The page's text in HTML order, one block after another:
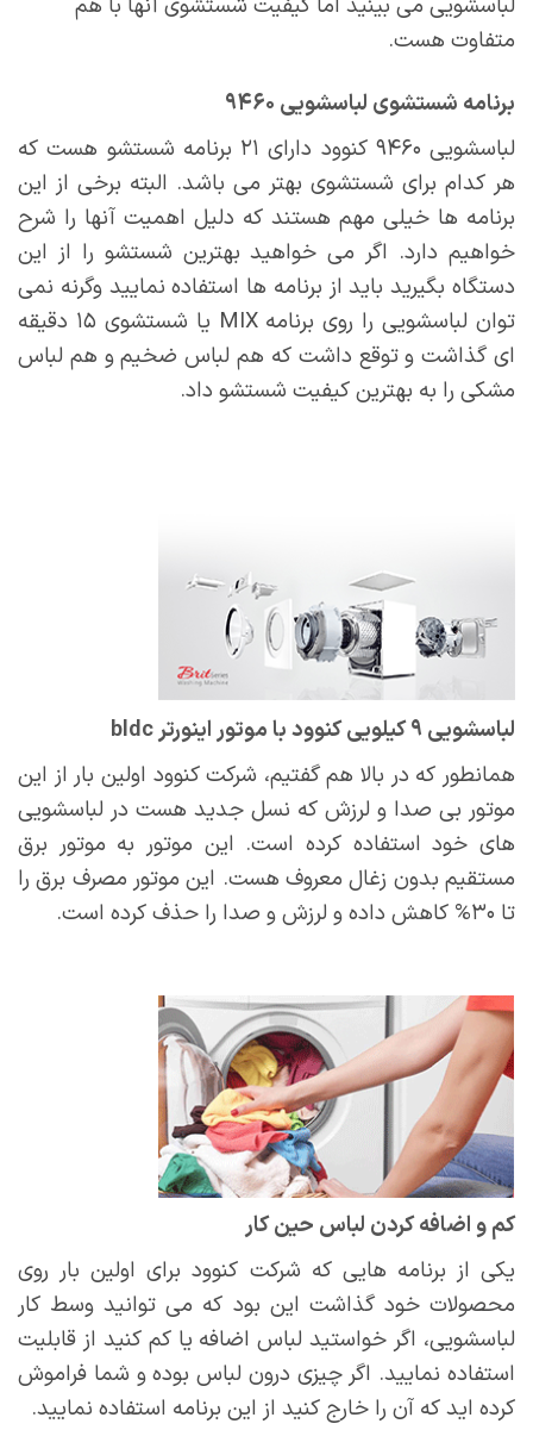
لباسشویی می بینید اما کیفیت شستشوی آنها با هم
متفاوت هست.
برنامه شستشوی لباسشویی ۹۴۶۰
لباسشویی ۹۴۶۰ کنوود دارای ۲۱ برنامه شستشو هست که
هر کدام برای شستشوی بهتر می باشد. البته برخی از این
برنامه ها خیلی مهم هستند که دلیل اهمیت آنها را شرح
خواهیم دارد. اگر می خواهید بهترین شستشو را از این
دستگاه بگیرید باید از برنامه ها استفاده نمایید وگرنه نمی
توان لباسشویی را روی برنامه MIX یا شستشوی ۱۵ دقیقه
ای گذاشت و توقع داشت که هم لباس ضخیم و هم لباس
مشکی را به بهترین کیفیت شستشو داد.
لباسشویی ۹ کیلویی کنوود با موتور اینورتر bldc
همانطور که در بالا هم گفتیم، شرکت کنوود اولین بار از این
موتور بی صدا و لرزش که نسل جدید هست در لباسشویی
های خود استفاده کرده است. این موتور به موتور برق
مستقیم بدون زغال معروف هست. این موتور مصرف برق را
تا ۳۰% کاهش داده و لرزش و صدا را حذف کرده است.
کم و اضافه کردن لباس حین کار
یکی از برنامه هایی که شرکت کنوود برای اولین بار روی
محصولات خود گذاشت این بود که می توانید وسط کار
لباسشویی، اگر خواستید لباس اضافه یا کم کنید از قابلیت
استفاده نمایید. اگر چیزی درون لباس بوده و شما فراموش
کرده اید که آن را خارج کنید از این برنامه استفاده نمایید.